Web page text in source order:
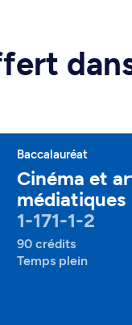
Baccalauréat
Cinéma et
médiatiques
1-171-1-2
90 crédits
Temps plein